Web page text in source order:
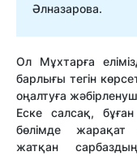
Әлназарова.
Ол Мұхтарға
барлығы тегін
оңалтуға
Еске салсақ,
бөлімде
жатқан